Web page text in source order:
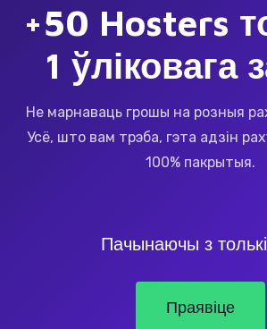
+50 Hosters
1 ўліковага
Не марнаваць грошы на розныя
Усё, што вам трэба, гэта адзін
100% пакрытыя.
Пачынаючы з
Праявіце